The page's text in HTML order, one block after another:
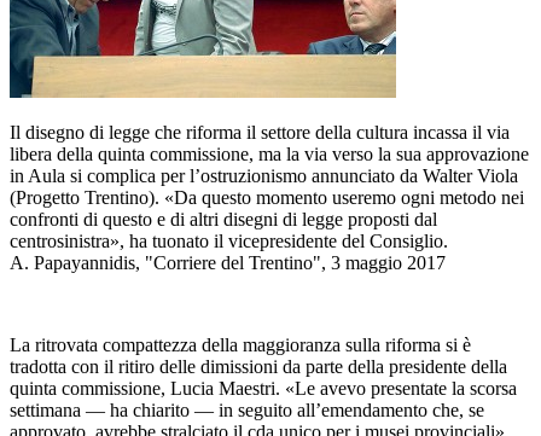
Il disegno di legge che riforma il settore della cultura incassa il via
libera della quinta commissione, ma la via verso la sua approvazione
in Aula si complica per l’ostruzionismo annunciato da Walter Viola
(Progetto Trentino). «Da questo momento useremo ogni metodo nei
confronti di questo e di altri disegni di legge proposti dal
centrosinistra», ha tuonato il vicepresidente del Consiglio.
A. Papayannidis, "Corriere del Trentino", 3 maggio 2017
La ritrovata compattezza della maggioranza sulla riforma si è
tradotta con il ritiro delle dimissioni da parte della presidente della
quinta commissione, Lucia Maestri. «Le avevo presentate la scorsa
settimana — ha chiarito — in seguito all’emendamento che, se